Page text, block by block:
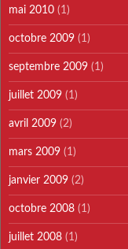
mai 2010 (1)
octobre 2009 (1)
septembre 2009 (1)
juillet 2009 (1)
avril 2009 (2)
mars 2009 (1)
janvier 2009 (2)
octobre 2008 (1)
juillet 2008 (1)